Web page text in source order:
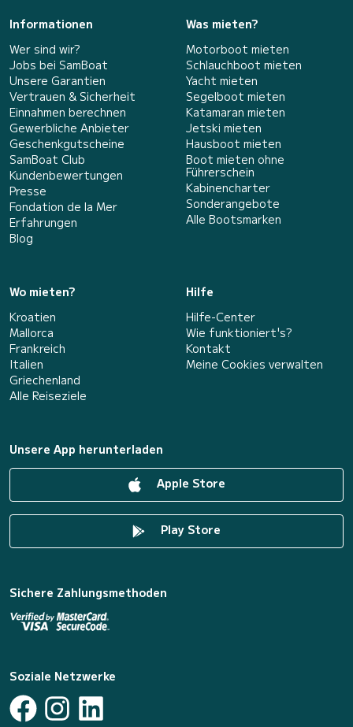
Informationen
Wer sind wir?
Jobs bei SamBoat
Unsere Garantien
Vertrauen & Sicherheit
Einnahmen berechnen
Gewerbliche Anbieter
Geschenkgutscheine
SamBoat Club
Kundenbewertungen
Presse
Fondation de la Mer
Erfahrungen
Blog
Was mieten?
Motorboot mieten
Schlauchboot mieten
Yacht mieten
Segelboot mieten
Katamaran mieten
Jetski mieten
Hausboot mieten
Boot mieten ohne
Führerschein
Kabinencharter
Sonderangebote
Alle Bootsmarken
Wo mieten?
Kroatien
Mallorca
Frankreich
Italien
Griechenland
Alle Reiseziele
Hilfe
Hilfe-Center
Wie funktioniert's?
Kontakt
Meine Cookies verwalten
Unsere App herunterladen
Apple Store
Play Store
Sichere Zahlungsmethoden
Soziale Netzwerke